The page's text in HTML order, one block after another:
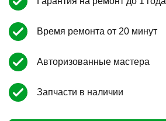
Время ремонта от 20 минут
Авторизованные мастера
Запчасти в наличии